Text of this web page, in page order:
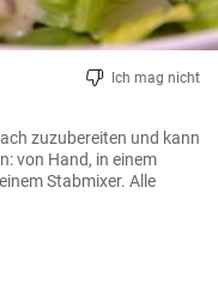
Ich mag nicht
zuzubereiten und kann
von Hand, in einem
Stabmixer. Alle